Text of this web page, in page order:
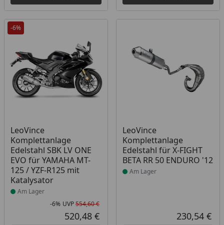
-6%
LeoVince
Komplettanlage
Edelstahl SBK LV ONE
EVO für YAMAHA MT-
125 / YZF-R125 mit
Katalysator
Produkt am Lager
Am Lager
Rabatt in Prozent
-6%
Ursprünglicher Preis
UVP554,60 €
Aktueller Preis
520,48 €
LeoVince
Komplettanlage
Edelstahl für X-FIGHT
BETA RR 50 ENDURO '12
Produkt am Lager
Am Lager
230,54 €